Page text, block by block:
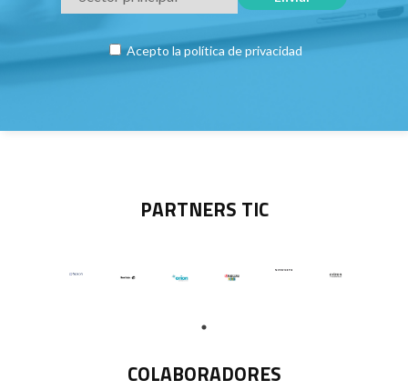
Acepto la política de privacidad
PARTNERS TIC
COLABORADORES